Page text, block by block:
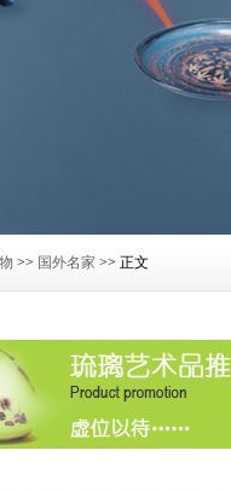
>> 国外名家 >> 正文